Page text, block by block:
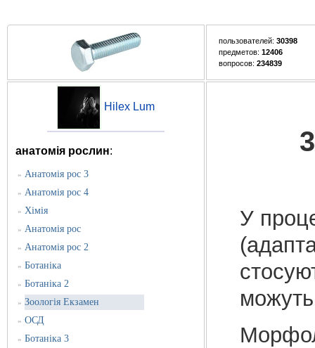
пользователей: 30398
предметов: 12406
вопросов: 234839
Hilex Lum
анатомія рослин:
» Анатомія рос 3
» Анатомія рос 4
» Хімія
» Анатомія рос
» Анатомія рос 2
» Ботаніка
» Ботаніка 2
» Зоологія Екзамен
» ОСД
» Ботаніка 3
У
можуть